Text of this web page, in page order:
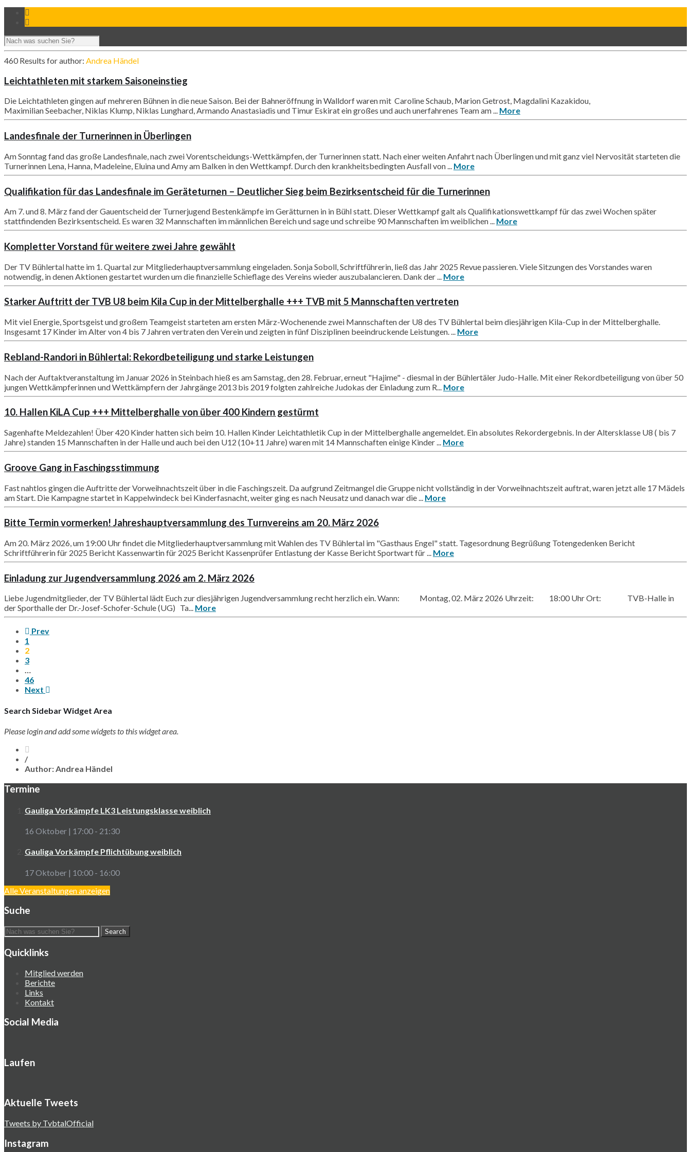
460 Results forauthor: Andrea Händel
Leichtathleten mit starkem Saisoneinstieg
Die Leichtathleten gingen auf mehreren Bühnen in die neue Saison. Bei der Bahneröffnung in Walldorf waren mit Caroline Schaub, Marion Getrost, Magdalini Kazakidou,
Maximilian Seebacher, Niklas Klump, Niklas Lunghard, Armando Anastasiadis und Timur Eskirat ein großes und auch unerfahrenes Team am ... More
Landesfinale der Turnerinnen in Überlingen
Am Sonntag fand das große Landesfinale, nach zwei Vorentscheidungs-Wettkämpfen, der Turnerinnen statt. Nach einer weiten Anfahrt nach Überlingen und mit ganz viel Nervosität starteten die
Turnerinnen Lena, Hanna, Madeleine, Eluina und Amy am Balken in den Wettkampf. Durch den krankheitsbedingten Ausfall von ... More
Qualifikation für das Landesfinale im Geräteturnen – Deutlicher Sieg beim Bezirksentscheid für die Turnerinnen
Am 7. und 8. März fand der Gauentscheid der Turnerjugend Bestenkämpfe im Gerätturnen in in Bühl statt. Dieser Wettkampf galt als Qualifikationswettkampf für das zwei Wochen später
stattfindenden Bezirksentscheid. Es waren 32 Mannschaften im männlichen Bereich und sage und schreibe 90 Mannschaften im weiblichen ... More
Kompletter Vorstand für weitere zwei Jahre gewählt
Der TV Bühlertal hatte im 1. Quartal zur Mitgliederhauptversammlung eingeladen. Sonja Soboll, Schriftführerin, ließ das Jahr 2025 Revue passieren. Viele Sitzungen des Vorstandes waren
notwendig, in denen Aktionen gestartet wurden um die finanzielle Schieflage des Vereins wieder auszubalancieren. Dank der ... More
Starker Auftritt der TVB U8 beim Kila Cup in der Mittelberghalle +++ TVB mit 5 Mannschaften vertreten
Mit viel Energie, Sportsgeist und großem Teamgeist starteten am ersten März-Wochenende zwei Mannschaften der U8 des TV Bühlertal beim diesjährigen Kila-Cup in der Mittelberghalle.
Insgesamt 17 Kinder im Alter von 4 bis 7 Jahren vertraten den Verein und zeigten in fünf Disziplinen beeindruckende Leistungen. ... More
Rebland-Randori in Bühlertal: Rekordbeteiligung und starke Leistungen
Nach der Auftaktveranstaltung im Januar 2026 in Steinbach hieß es am Samstag, den 28. Februar, erneut "Hajime" - diesmal in der Bühlertäler Judo-Halle. Mit einer Rekordbeteiligung von über 50
jungen Wettkämpferinnen und Wettkämpfern der Jahrgänge 2013 bis 2019 folgten zahlreiche Judokas der Einladung zum R... More
10. Hallen KiLA Cup +++ Mittelberghalle von über 400 Kindern gestürmt
Sagenhafte Meldezahlen! Über 420 Kinder hatten sich beim 10. Hallen Kinder Leichtathletik Cup in der Mittelberghalle angemeldet. Ein absolutes Rekordergebnis. In der Altersklasse U8 ( bis 7
Jahre) standen 15 Mannschaften in der Halle und auch bei den U12 (10+11 Jahre) waren mit 14 Mannschaften einige Kinder ... More
Groove Gang in Faschingsstimmung
Fast nahtlos gingen die Auftritte der Vorweihnachtszeit über in die Faschingszeit. Da aufgrund Zeitmangel die Gruppe nicht vollständig in der Vorweihnachtszeit auftrat, waren jetzt alle 17 Mädels
am Start. Die Kampagne startet in Kappelwindeck bei Kinderfasnacht, weiter ging es nach Neusatz und danach war die ... More
Bitte Termin vormerken! Jahreshauptversammlung des Turnvereins am 20. März 2026
Am 20. März 2026, um 19:00 Uhr findet die Mitgliederhauptversammlung mit Wahlen des TV Bühlertal im "Gasthaus Engel" statt. Tagesordnung Begrüßung Totengedenken Bericht
Schriftführerin für 2025 Bericht Kassenwartin für 2025 Bericht Kassenprüfer Entlastung der Kasse Bericht Sportwart für ... More
Einladung zur Jugendversammlung 2026 am 2. März 2026
Liebe Jugendmitglieder, der TV Bühlertal lädt Euch zur diesjährigen Jugendversammlung recht herzlich ein. Wann: Montag, 02. März 2026 Uhrzeit: 18:00 Uhr Ort: TVB-Halle in
der Sporthalle der Dr.-Josef-Schofer-Schule (UG) Ta... More
Prev
1
2
3
…
46
Next
Search Sidebar Widget Area
Please login and add some widgets to this widget area.
/
Author: Andrea Händel
Termine
Gauliga Vorkämpfe LK3 Leistungsklasse weiblich
16 Oktober | 17:00 - 21:30
Gauliga Vorkämpfe Pflichtübung weiblich
17 Oktober | 10:00 - 16:00
Alle Veranstaltungen anzeigen
Suche
Quicklinks
Mitglied werden
Berichte
Links
Kontakt
Social Media
Laufen
Aktuelle Tweets
Tweets by TvbtalOfficial
Instagram